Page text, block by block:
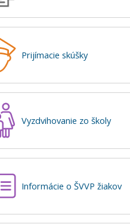
Prijímacie skúšky
Vyzdvihovanie zo školy
Informácie o ŠVVP žiakov